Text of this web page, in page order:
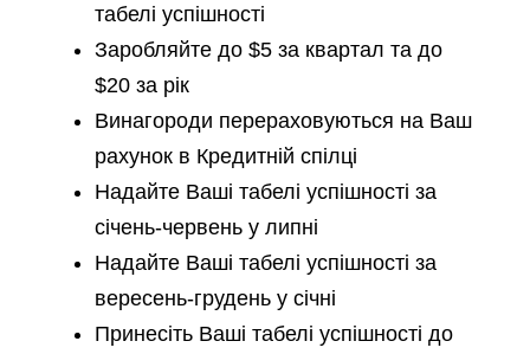
табелі успішності
Заробляйте до $5 за квартал та до
$20 за рік
Винагороди перераховуються на Ваш
рахунок в Кредитній спілці
Надайте Ваші табелі успішності за
січень-червень у липні
Надайте Ваші табелі успішності за
вересень-грудень у січні
Принесіть Ваші табелі успішності до